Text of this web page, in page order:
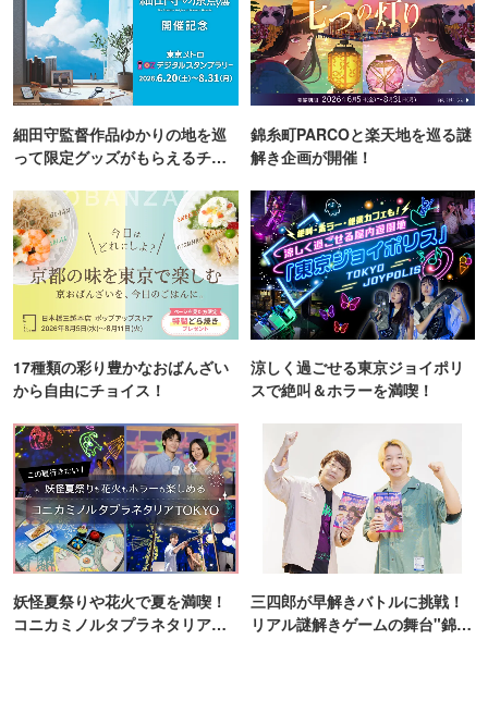
細田守監督作品ゆかりの地を巡
って限定グッズがもらえるチャ
錦糸町PARCOと楽天地を巡る謎
解き企画が開催！
17種類の彩り豊かなおばんざい
から自由にチョイス！
涼しく過ごせる東京ジョイポリ
スで絶叫＆ホラーを満喫！
妖怪夏祭りや花火で夏を満喫！
コニカミノルタプラネタリア
三四郎が早解きバトルに挑戦！
リアル謎解きゲームの舞台"錦糸